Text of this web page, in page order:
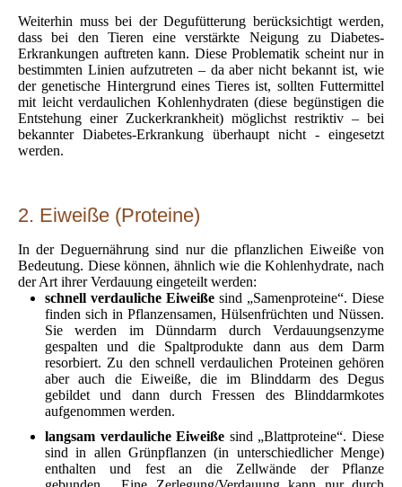
Weiterhin muss bei der Degufütterung berücksichtigt werden,
dass bei den Tieren eine verstärkte Neigung zu Diabetes-
Erkrankungen auftreten kann. Diese Problematik scheint nur in
bestimmten Linien aufzutreten – da aber nicht bekannt ist, wie
der genetische Hintergrund eines Tieres ist, sollten Futtermittel
mit leicht verdaulichen Kohlenhydraten (diese begünstigen die
Entstehung einer Zuckerkrankheit) möglichst restriktiv – bei
bekannter Diabetes-Erkrankung überhaupt nicht - eingesetzt
werden.
2. Eiweiße (Proteine)
In der Deguernährung sind nur die pflanzlichen Eiweiße von
Bedeutung. Diese können, ähnlich wie die Kohlenhydrate, nach
der Art ihrer Verdauung eingeteilt werden:
schnell verdauliche Eiweiße sind „Samenproteine“. Diese
finden sich in Pflanzensamen, Hülsenfrüchten und Nüssen.
Sie werden im Dünndarm durch Verdauungsenzyme
gespalten und die Spaltprodukte dann aus dem Darm
resorbiert. Zu den schnell verdaulichen Proteinen gehören
aber auch die Eiweiße, die im Blinddarm des Degus
gebildet und dann durch Fressen des Blinddarmkotes
aufgenommen werden.
langsam verdauliche Eiweiße sind „Blattproteine“. Diese
sind in allen Grünpflanzen (in unterschiedlicher Menge)
enthalten und fest an die Zellwände der Pflanze